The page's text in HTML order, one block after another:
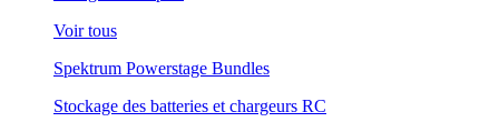
Voir tous
Spektrum Powerstage Bundles
Stockage des batteries et chargeurs RC